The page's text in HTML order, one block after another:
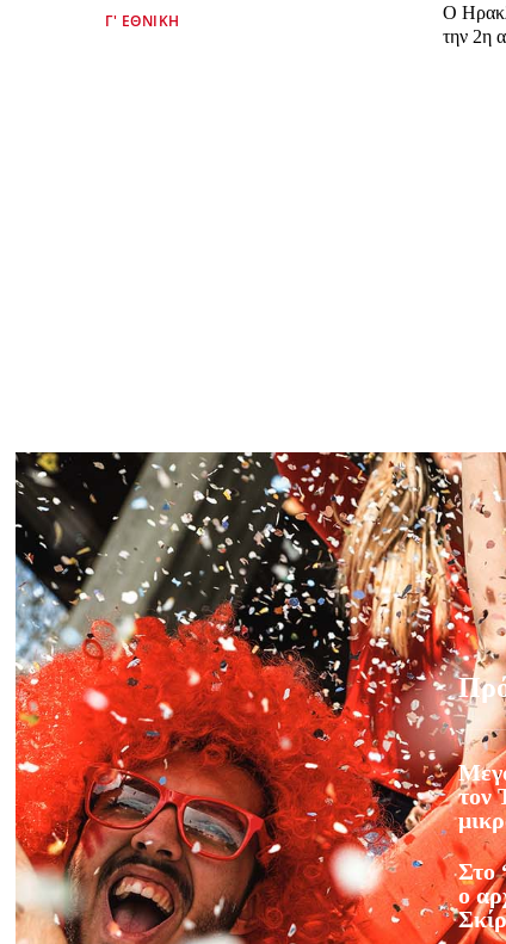
Γ' ΕΘΝΙΚΉ
O
την 2η
τον
Στο
ο